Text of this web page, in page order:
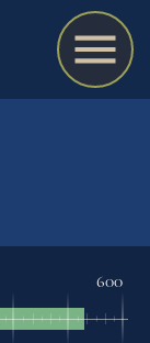
600